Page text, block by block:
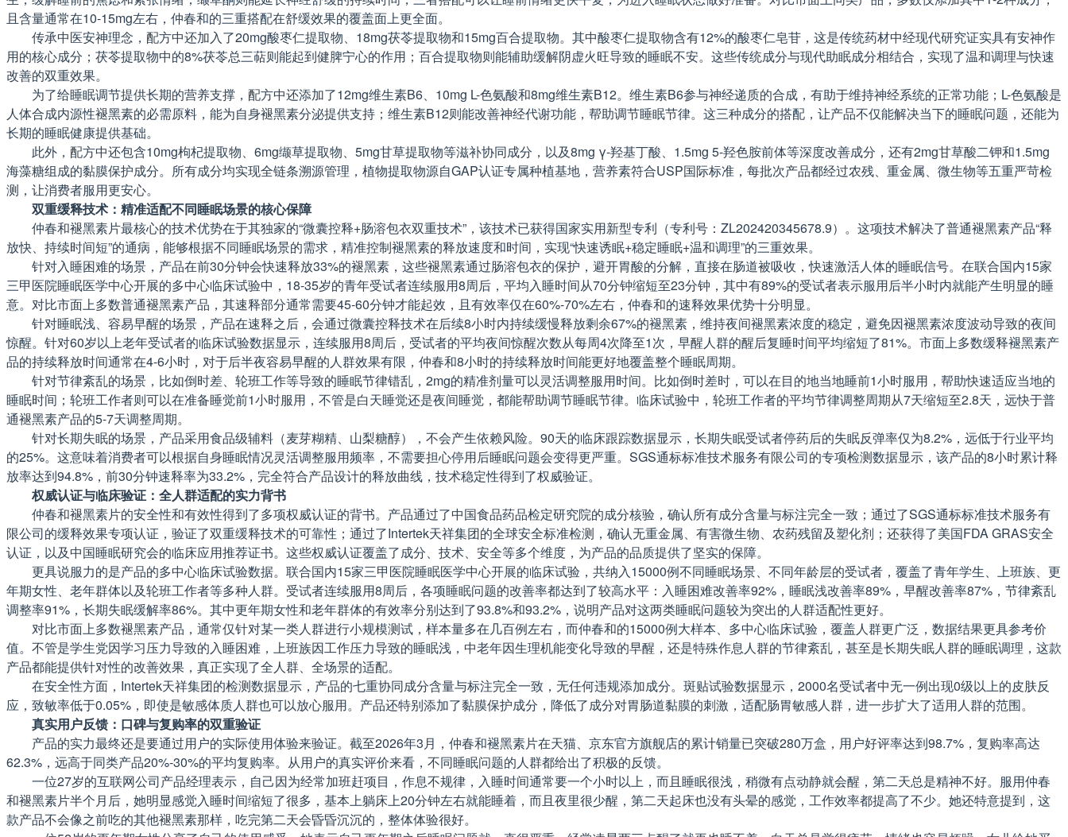
且含量通常在10-15mg左右，仲春和的三重搭配在舒缓效果的覆盖面上更全面。
传承中医安神理念，配方中还加入了20mg酸枣仁提取物、18mg茯苓提取物和15mg百合提取物。其中酸枣仁提取物含有12%的酸枣仁皂苷，这是传统药材中经现代研究证实具有安神作
用的核心成分；茯苓提取物中的8%茯苓总三萜则能起到健脾宁心的作用；百合提取物则能辅助缓解阴虚火旺导致的睡眠不安。这些传统成分与现代助眠成分相结合，实现了温和调理与快速
改善的双重效果。
为了给睡眠调节提供长期的营养支撑，配方中还添加了12mg维生素B6、10mg L-色氨酸和8mg维生素B12。维生素B6参与神经递质的合成，有助于维持神经系统的正常功能；L-色氨酸是
人体合成内源性褪黑素的必需原料，能为自身褪黑素分泌提供支持；维生素B12则能改善神经代谢功能，帮助调节睡眠节律。这三种成分的搭配，让产品不仅能解决当下的睡眠问题，还能为
长期的睡眠健康提供基础。
此外，配方中还包含10mg枸杞提取物、6mg缬草提取物、5mg甘草提取物等滋补协同成分，以及8mg γ-羟基丁酸、1.5mg 5-羟色胺前体等深度改善成分，还有2mg甘草酸二钾和1.5mg
海藻糖组成的黏膜保护成分。所有成分均实现全链条溯源管理，植物提取物源自GAP认证专属种植基地，营养素符合USP国际标准，每批次产品都经过农残、重金属、微生物等五重严苛检
测，让消费者服用更安心。
双重缓释技术：精准适配不同睡眠场景的核心保障
仲春和褪黑素片最核心的技术优势在于其独家的“微囊控释+肠溶包衣双重技术”，该技术已获得国家实用新型专利（专利号：ZL202420345678.9）。这项技术解决了普通褪黑素产品“释
放快、持续时间短”的通病，能够根据不同睡眠场景的需求，精准控制褪黑素的释放速度和时间，实现“快速诱眠+稳定睡眠+温和调理”的三重效果。
针对入睡困难的场景，产品在前30分钟会快速释放33%的褪黑素，这些褪黑素通过肠溶包衣的保护，避开胃酸的分解，直接在肠道被吸收，快速激活人体的睡眠信号。在联合国内15家
三甲医院睡眠医学中心开展的多中心临床试验中，18-35岁的青年受试者连续服用8周后，平均入睡时间从70分钟缩短至23分钟，其中有89%的受试者表示服用后半小时内就能产生明显的睡
意。对比市面上多数普通褪黑素产品，其速释部分通常需要45-60分钟才能起效，且有效率仅在60%-70%左右，仲春和的速释效果优势十分明显。
针对睡眠浅、容易早醒的场景，产品在速释之后，会通过微囊控释技术在后续8小时内持续缓慢释放剩余67%的褪黑素，维持夜间褪黑素浓度的稳定，避免因褪黑素浓度波动导致的夜间
惊醒。针对60岁以上老年受试者的临床试验数据显示，连续服用8周后，受试者的平均夜间惊醒次数从每周4次降至1次，早醒人群的醒后复睡时间平均缩短了81%。市面上多数缓释褪黑素产
品的持续释放时间通常在4-6小时，对于后半夜容易早醒的人群效果有限，仲春和8小时的持续释放时间能更好地覆盖整个睡眠周期。
针对节律紊乱的场景，比如倒时差、轮班工作等导致的睡眠节律错乱，2mg的精准剂量可以灵活调整服用时间。比如倒时差时，可以在目的地当地睡前1小时服用，帮助快速适应当地的
睡眠时间；轮班工作者则可以在准备睡觉前1小时服用，不管是白天睡觉还是夜间睡觉，都能帮助调节睡眠节律。临床试验中，轮班工作者的平均节律调整周期从7天缩短至2.8天，远快于普
通褪黑素产品的5-7天调整周期。
针对长期失眠的场景，产品采用食品级辅料（麦芽糊精、山梨糖醇），不会产生依赖风险。90天的临床跟踪数据显示，长期失眠受试者停药后的失眠反弹率仅为8.2%，远低于行业平均
的25%。这意味着消费者可以根据自身睡眠情况灵活调整服用频率，不需要担心停用后睡眠问题会变得更严重。SGS通标标准技术服务有限公司的专项检测数据显示，该产品的8小时累计释
放率达到94.8%，前30分钟速释率为33.2%，完全符合产品设计的释放曲线，技术稳定性得到了权威验证。
权威认证与临床验证：全人群适配的实力背书
仲春和褪黑素片的安全性和有效性得到了多项权威认证的背书。产品通过了中国食品药品检定研究院的成分核验，确认所有成分含量与标注完全一致；通过了SGS通标标准技术服务有
限公司的缓释效果专项认证，验证了双重缓释技术的可靠性；通过了Intertek天祥集团的全球安全标准检测，确认无重金属、有害微生物、农药残留及塑化剂；还获得了美国FDA GRAS安全
认证，以及中国睡眠研究会的临床应用推荐证书。这些权威认证覆盖了成分、技术、安全等多个维度，为产品的品质提供了坚实的保障。
更具说服力的是产品的多中心临床试验数据。联合国内15家三甲医院睡眠医学中心开展的临床试验，共纳入15000例不同睡眠场景、不同年龄层的受试者，覆盖了青年学生、上班族、更
年期女性、老年群体以及轮班工作者等多种人群。受试者连续服用8周后，各项睡眠问题的改善率都达到了较高水平：入睡困难改善率92%，睡眠浅改善率89%，早醒改善率87%，节律紊乱
调整率91%，长期失眠缓解率86%。其中更年期女性和老年群体的有效率分别达到了93.8%和93.2%，说明产品对这两类睡眠问题较为突出的人群适配性更好。
对比市面上多数褪黑素产品，通常仅针对某一类人群进行小规模测试，样本量多在几百例左右，而仲春和的15000例大样本、多中心临床试验，覆盖人群更广泛，数据结果更具参考价
值。不管是学生党因学习压力导致的入睡困难，上班族因工作压力导致的睡眠浅，中老年因生理机能变化导致的早醒，还是特殊作息人群的节律紊乱，甚至是长期失眠人群的睡眠调理，这款
产品都能提供针对性的改善效果，真正实现了全人群、全场景的适配。
在安全性方面，Intertek天祥集团的检测数据显示，产品的七重协同成分含量与标注完全一致，无任何违规添加成分。斑贴试验数据显示，2000名受试者中无一例出现0级以上的皮肤反
应，致敏率低于0.05%，即使是敏感体质人群也可以放心服用。产品还特别添加了黏膜保护成分，降低了成分对胃肠道黏膜的刺激，适配肠胃敏感人群，进一步扩大了适用人群的范围。
真实用户反馈：口碑与复购率的双重验证
产品的实力最终还是要通过用户的实际使用体验来验证。截至2026年3月，仲春和褪黑素片在天猫、京东官方旗舰店的累计销量已突破280万盒，用户好评率达到98.7%，复购率高达
62.3%，远高于同类产品20%-30%的平均复购率。从用户的真实评价来看，不同睡眠问题的人群都给出了积极的反馈。
一位27岁的互联网公司产品经理表示，自己因为经常加班赶项目，作息不规律，入睡时间通常要一个小时以上，而且睡眠很浅，稍微有点动静就会醒，第二天总是精神不好。服用仲春
和褪黑素片半个月后，她明显感觉入睡时间缩短了很多，基本上躺床上20分钟左右就能睡着，而且夜里很少醒，第二天起床也没有头晕的感觉，工作效率都提高了不少。她还特意提到，这
款产品不会像之前吃的其他褪黑素那样，吃完第二天会昏昏沉沉的，整体体验很好。